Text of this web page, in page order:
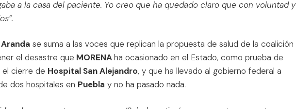
a la casa del paciente. Yo creo que ha quedado claro que con voluntad y
se suma a las voces que replican la propuesta de salud de la coalición
el desastre que MORENAha ocasionado en el Estado, como prueba de
cierre de Hospital San Alejandro, y que ha llevado al gobierno federal a
dos hospitales en Puebla y no ha pasado nada.